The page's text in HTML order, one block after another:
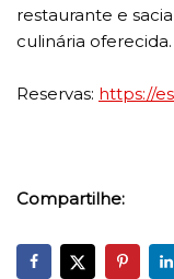
restaurante e
culinária oferecida.
Reservas: https://
Compartilhe: